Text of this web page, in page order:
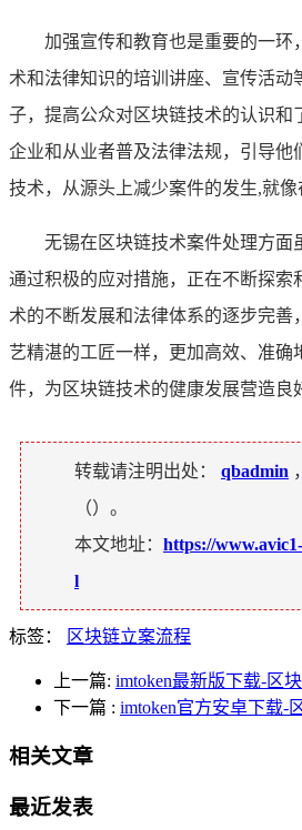
加强宣传和教育也是重要的一环
术和法律知识的培训讲座、宣传活动
子，提高公众对区块链技术的认识和
企业和从业者普及法律法规，引导他
技术，从源头上减少案件的发生,就像
无锡在区块链技术案件处理方面
通过积极的应对措施，正在不断探索
术的不断发展和法律体系的逐步完善
艺精湛的工匠一样，更加高效、准确
件，为区块链技术的健康发展营造良
转载请注明出处： qbadmin
（）。
本文地址： https://
l
标签： 区块链立案流程
上一篇: imtoken最新版下载-区
下一篇 : imtoken官方安卓下载-
相关文章
最近发表